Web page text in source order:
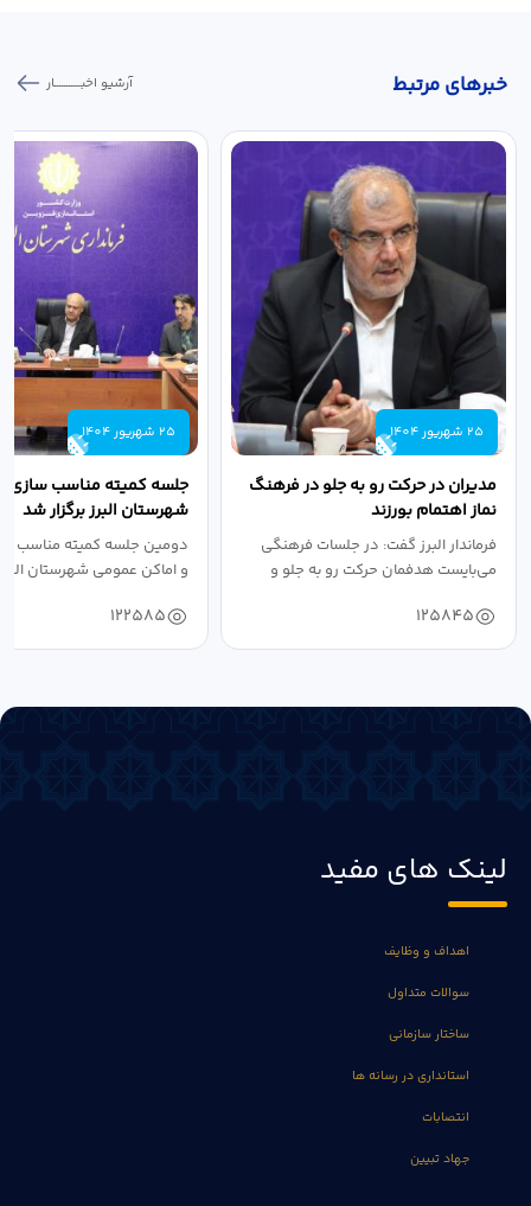
خبر‌های مرتبط آرشیو اخبـــــــــــار
25 شهریور 1404
مدیران در حرکت رو به جلو در فرهنگ
نماز اهتمام بورزند
فرماندار البرز گفت: در جلسات فرهنگی
می‌بایست هدفمان حرکت رو به جلو و
125845
25 شهریور 1404
جلسه کمیته مناسب سازی
شهرستان البرز برگزار شد
دومین جلسه کمیته مناسب
و اماکن عمومی شهرستان
122585
لینک های مفید
اهداف و وظایف
سوالات متداول
ساختار سازمانی
استانداری در رسانه ها
انتصابات
جهاد تبیین